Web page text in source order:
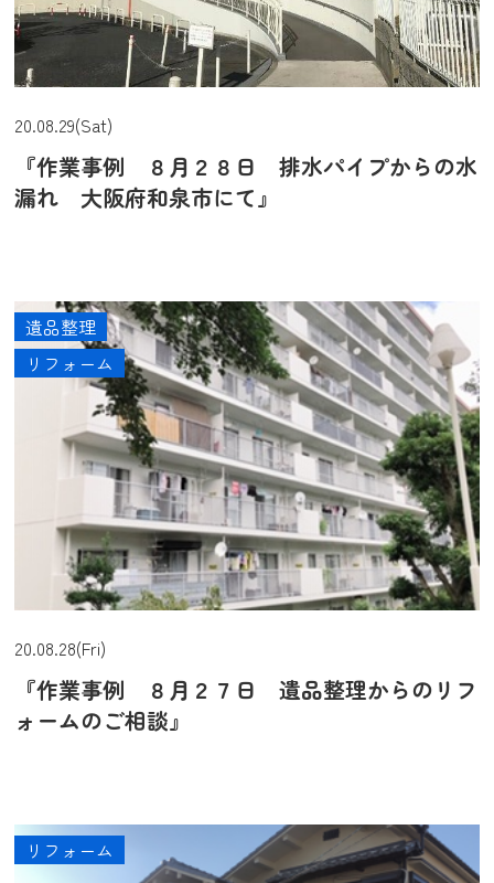
20.08.29(Sat)
『作業事例 ８月２８日 排水パイプからの水
漏れ 大阪府和泉市にて』
20.08.28(Fri)
『作業事例 ８月２７日 遺品整理からのリフ
ォームのご相談』
遺品整理
リフォーム
リフォーム